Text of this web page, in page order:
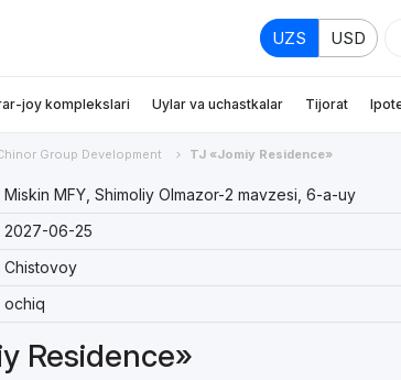
UZS USD
joy komplekslari Uylar va uchastkalar Tijorat
Group Development TJ «Jomiy Residence»
Miskin MFY, Shimoliy Olmazor-2 mavzesi, 6-a-uy
2027-06-25
Chistovoy
ochiq
Residence»